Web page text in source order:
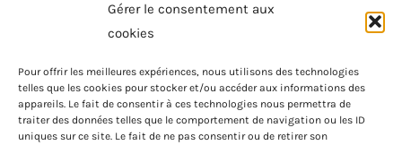
Gérer le consentement aux
cookies
Pour offrir les meilleures expériences, nous utilisons des technologies
telles que les cookies pour stocker et/ou accéder aux informations des
appareils. Le fait de consentir à ces technologies nous permettra de
traiter des données telles que le comportement de navigation ou les ID
uniques sur ce site. Le fait de ne pas consentir ou de retirer son
tous les villages de la Galilée, de la Judée et
de Jérusalem; et la puissance du Seigneur se
manifestait par des guérisons. 18Et voici,
des gens, portant sur un lit un homme qui
était paralytique, cherchaient à le faire entrer